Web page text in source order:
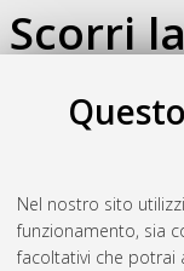
Nel nostro sito
funzionamento, sia
facoltativi che potrai
Scorri
Seleziona un valore
2023(2)